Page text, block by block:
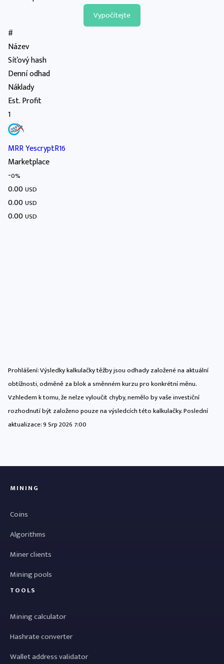
#
Název
Síťový hash
Denní odhad
Náklady
Est. Profit
1
MRR YescryptR16
Marketplace
-0%
0.00USD
0.00USD
0.00USD
Prohlášení: Výsledky kalkulačky těžby jsou odhady založené na aktuální
obtížnosti, odměně za blok a směnném kurzu pro konkrétní měnu.
Vzhledem k tomu, že nelze vyloučit chyby, nemělo by vaše investiční
rozhodnutí být založeno pouze na výsledcích této kalkulačky. Poslední
aktualizace:9 Srp 2026 7:00
MINING
Coins
Algorithms
Miner clients
Mining pools
TOOLS
Mining calculator
Hashrate converter
Wallet address validator